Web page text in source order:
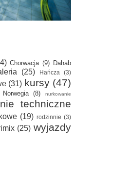
Chorwacja (9) Dahab
(25) Hańcza (3)
(31) kursy (47)
Norwegia (8) nurkowanie
techniczne
(19) rodzinnie (3)
(25) wyjazdy